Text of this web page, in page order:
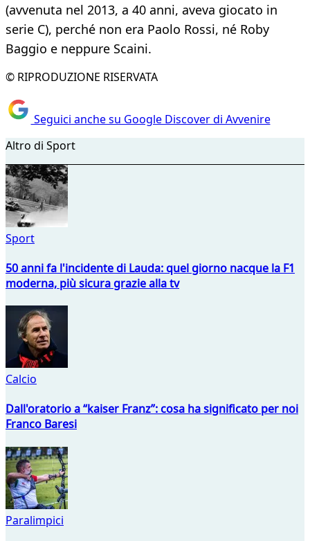
(avvenuta nel 2013, a 40 anni, aveva giocato in
serie C), perché non era Paolo Rossi, né Roby
Baggio e neppure Scaini.
© RIPRODUZIONE RISERVATA
Seguici anche su Google Discover di Avvenire
Altro di Sport
Sport
50 anni fa l'incidente di Lauda: quel giorno nacque la F1
moderna, più sicura grazie alla tv
Calcio
Dall'oratorio a “kaiser Franz”: cosa ha significato per noi
Franco Baresi
Paralimpici